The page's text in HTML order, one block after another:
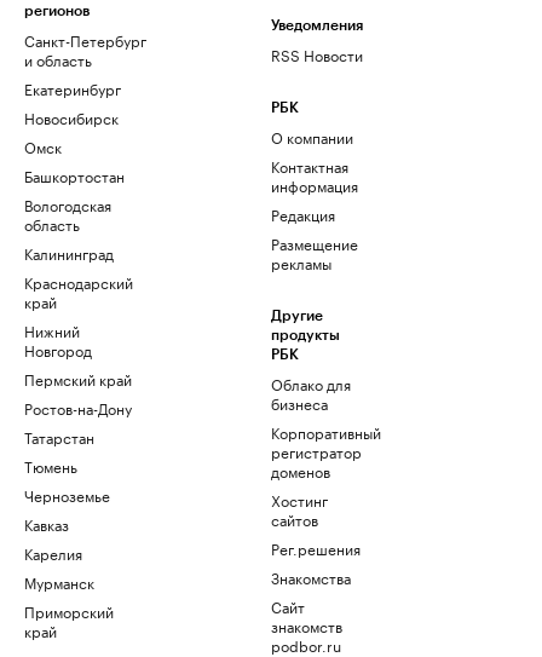
регионов
Санкт-Петербург
и область
Екатеринбург
Новосибирск
Омск
Башкортостан
Вологодская
область
Калининград
Краснодарский
край
Нижний
Новгород
Пермский край
Ростов-на-Дону
Татарстан
Тюмень
Черноземье
Кавказ
Карелия
Мурманск
Приморский
край
Уведомления
RSS Новости
РБК
О компании
Контактная
информация
Редакция
Размещение
рекламы
Другие
продукты
РБК
Облако для
бизнеса
Корпоративный
регистратор
доменов
Хостинг
сайтов
Рег.решения
Знакомства
Сайт
знакомств
podbor.ru